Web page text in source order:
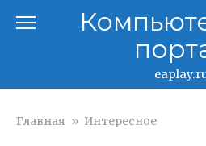
Главная » Интересное